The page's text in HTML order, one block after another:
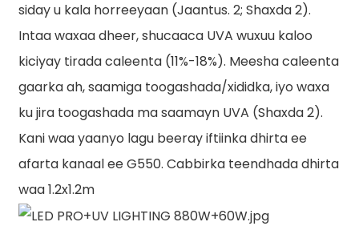
siday u kala horreeyaan (Jaantus. 2; Shaxda 2).
Intaa waxaa dheer, shucaaca UVA wuxuu kaloo
kiciyay tirada caleenta (11%-18%). Meesha caleenta
gaarka ah, saamiga toogashada/xididka, iyo waxa
ku jira toogashada ma saamayn UVA (Shaxda 2).
Kani waa yaanyo lagu beeray iftiinka dhirta ee
afarta kanaal ee G550. Cabbirka teendhada dhirta
waa 1.2x1.2m